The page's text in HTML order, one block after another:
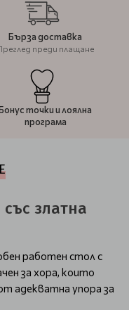
Бърза доставка
преди плащане
точки и лоялна
програма
златна
работен стол с
за хора, които
адекватна упора за